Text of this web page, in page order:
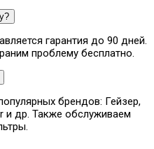
гарантия до 90 дней.
проблему бесплатно.
брендов: Гейзер,
и др. Также обслуживаем